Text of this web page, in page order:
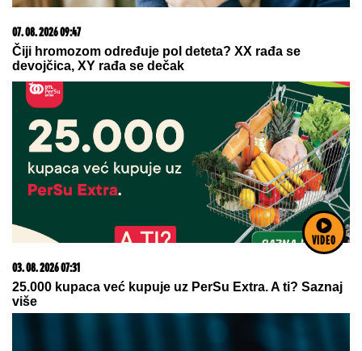
VIDEO
06. 08. 2026 07:08
Evo u kojim banjama važi vaučer od 10.000 dinara -
kompletan spisak destinacija u Srbiji
07. 08. 2026 09:14
Сазнања „Политике”: Црна Гора следећа у војном
савезу Загреба, Тиране и Приштине